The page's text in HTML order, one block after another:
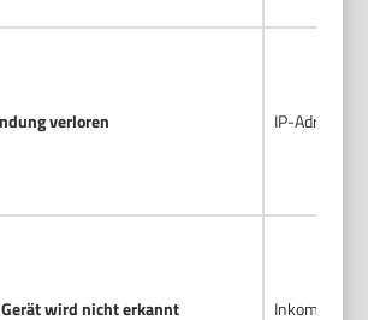
verloren IP-Adresse
wird nicht erkannt